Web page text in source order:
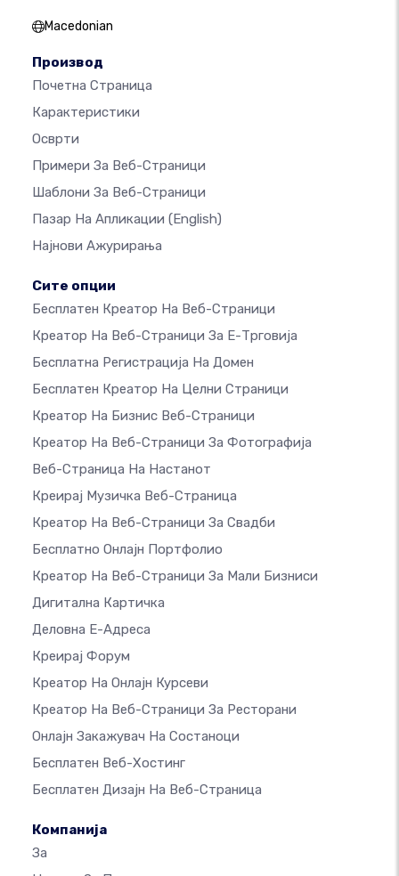
Macedonian
Производ
Почетна Страница
Карактеристики
Осврти
Примери За Веб-Страници
Шаблони За Веб-Страници
Пазар На Апликации (English)
Најнови Ажурирања
Сите опции
Бесплатен Креатор На Веб-Страници
Креатор На Веб-Страници За Е-Трговија
Бесплатна Регистрација На Домен
Бесплатен Креатор На Целни Страници
Креатор На Бизнис Веб-Страници
Креатор На Веб-Страници За Фотографија
Веб-Страница На Настанот
Креирај Музичка Веб-Страница
Креатор На Веб-Страници За Свадби
Бесплатно Онлајн Портфолио
Креатор На Веб-Страници За Мали Бизниси
Дигитална Картичка
Деловна Е-Адреса
Креирај Форум
Креатор На Онлајн Курсеви
Креатор На Веб-Страници За Ресторани
Онлајн Закажувач На Состаноци
Бесплатен Веб-Хостинг
Бесплатен Дизајн На Веб-Страница
Компанија
За